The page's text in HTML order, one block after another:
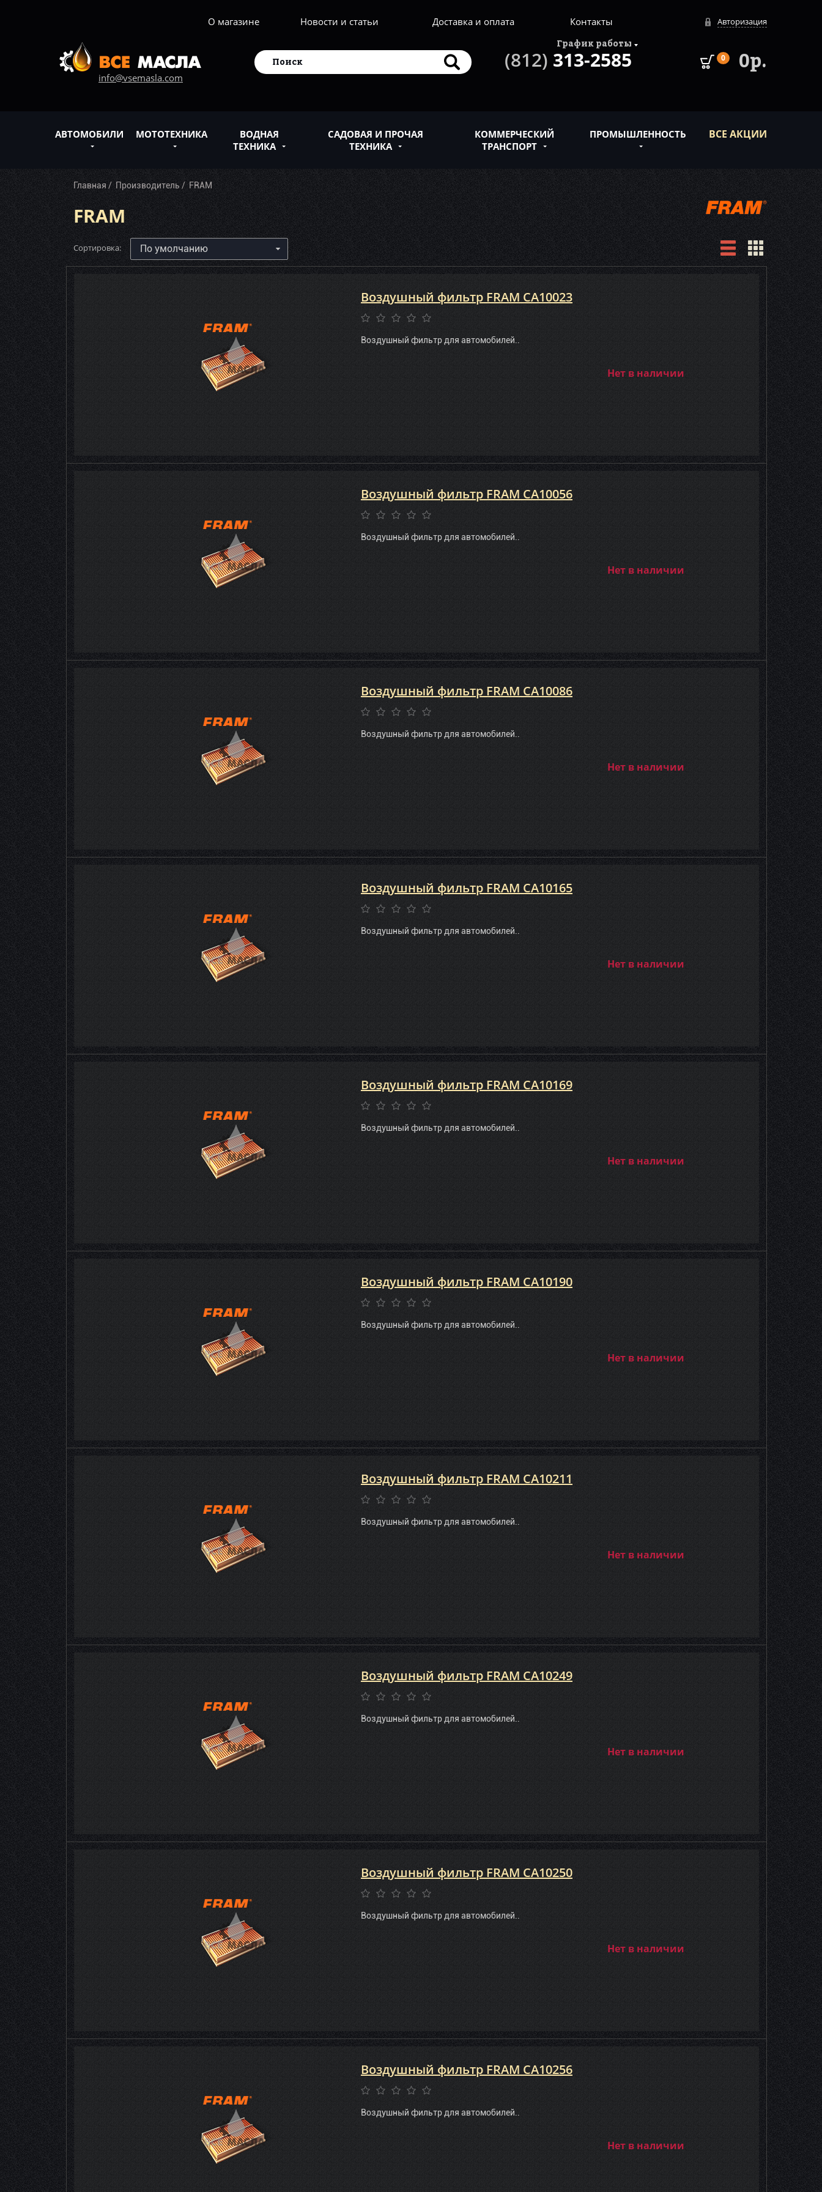
Авторизация
О магазине Новости и статьи Доставка и оплата Контакты
info@vsemasla.com
0 0р.
График работы
(812) 313-2585
АВТОМОБИЛИ МОТОТЕХНИКА
ВОДНАЯ
ТЕХНИКА
САДОВАЯ И ПРОЧАЯ
ТЕХНИКА
КОММЕРЧЕСКИЙ
ТРАНСПОРТ
ПРОМЫШЛЕННОСТЬ ВСЕ АКЦИИ
Главная Производитель FRAM
FRAM
Сортировка:
Воздушный фильтр FRAM CA10023
Воздушный фильтр для автомобилей..
Нет в наличии
Воздушный фильтр FRAM CA10056
Воздушный фильтр для автомобилей..
Нет в наличии
Воздушный фильтр FRAM CA10086
Воздушный фильтр для автомобилей..
Нет в наличии
Воздушный фильтр FRAM CA10165
Воздушный фильтр для автомобилей..
Нет в наличии
Воздушный фильтр FRAM CA10169
Воздушный фильтр для автомобилей..
Нет в наличии
Воздушный фильтр FRAM CA10190
Воздушный фильтр для автомобилей..
Нет в наличии
Воздушный фильтр FRAM CA10211
Воздушный фильтр для автомобилей..
Нет в наличии
Воздушный фильтр FRAM CA10249
Воздушный фильтр для автомобилей..
Нет в наличии
Воздушный фильтр FRAM CA10250
Воздушный фильтр для автомобилей..
Нет в наличии
Воздушный фильтр FRAM CA10256
Воздушный фильтр для автомобилей..
Нет в наличии